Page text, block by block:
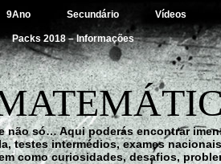
9Ano Secundário Vídeos
Packs 2018 – Informações
não só… Aqui poderás encontrar
testes intermédios, exames
como curiosidades, desafios,